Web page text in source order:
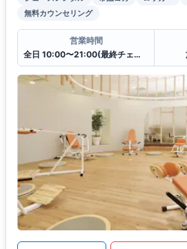
無料カウンセリング
営業時間
全日 10:00〜21:00(最終チェックイン20:30)